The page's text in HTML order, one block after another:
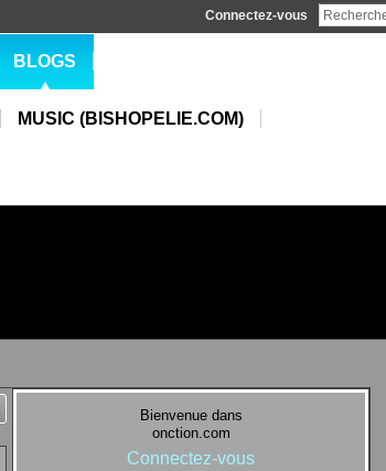
Connectez-vous
BLOGS
MUSIC (BISHOPELIE.COM)
Bienvenue dans
onction.com
Connectez-vous